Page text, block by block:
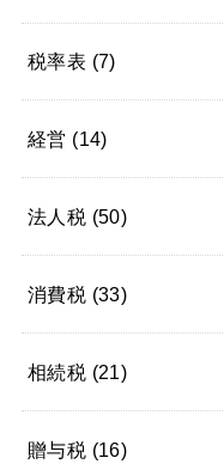
税率表 (7)
経営 (14)
法人税 (50)
消費税 (33)
相続税 (21)
贈与税 (16)